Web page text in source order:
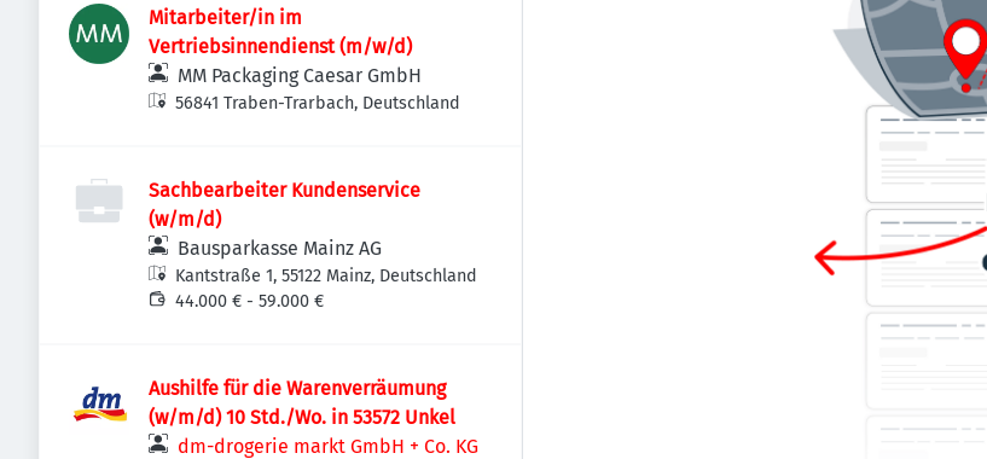
Mitarbeiter/in im
Vertriebsinnendienst (m/w/d)
MM Packaging Caesar GmbH
56841 Traben-Trarbach, Deutschland
Sachbearbeiter Kundenservice
(w/m/d)
Bausparkasse Mainz AG
Kantstraße 1, 55122 Mainz, Deutschland
44.000 € - 59.000 €
Aushilfe für die Warenverräumung
(w/m/d) 10 Std./Wo. in 53572 Unkel
dm-drogerie markt GmbH + Co. KG